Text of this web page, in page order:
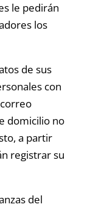
le pedirán
los
de sus
con
domicilio no
a partir
registrar su
del